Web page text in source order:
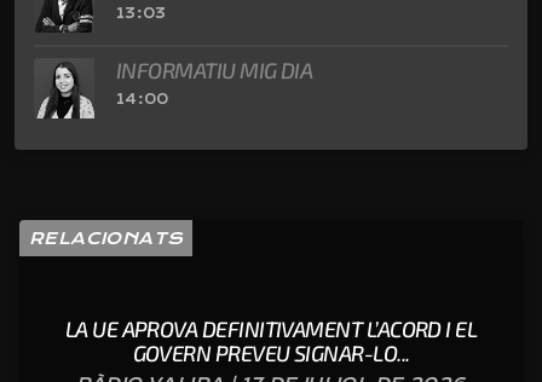
13:03
INFORMATIU MIG DIA
14:00
RELACIONATS
LA UE APROVA DEFINITIVAMENT L’ACORD I EL
GOVERN PREVEU SIGNAR-LO...